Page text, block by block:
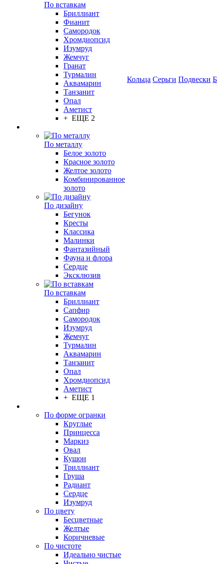
По вставкам
Бриллиант
Фианит
Самородок
Хромдиопсид
Изумруд
Жемчуг
Гранат
Турмалин
Аквамарин
Танзанит
Опал
Аметист
+ ЕЩЕ 2
По металлу
Белое золото
Красное золото
Желтое золото
Комбинированное
золото
По дизайну
Бегунок
Кресты
Классика
Малинки
Фантазийный
Фауна и флора
Сердце
Эксклюзив
По вставкам
Бриллиант
Сапфир
Самородок
Изумруд
Жемчуг
Турмалин
Аквамарин
Танзанит
Опал
Хромдиопсид
Аметист
+ ЕЩЕ 1
По форме огранки
Круглые
Принцесса
Маркиз
Овал
Кушон
Триллиант
Груша
Радиант
Сердце
Изумруд
По цвету
Бесцветные
Желтые
Коричневые
По чистоте
Идеально чистые
Кольца Серьги Подвески